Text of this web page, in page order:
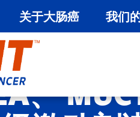
关于大肠癌 我们
、